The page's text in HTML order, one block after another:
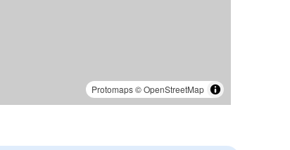
Protomaps©OpenStreetMap